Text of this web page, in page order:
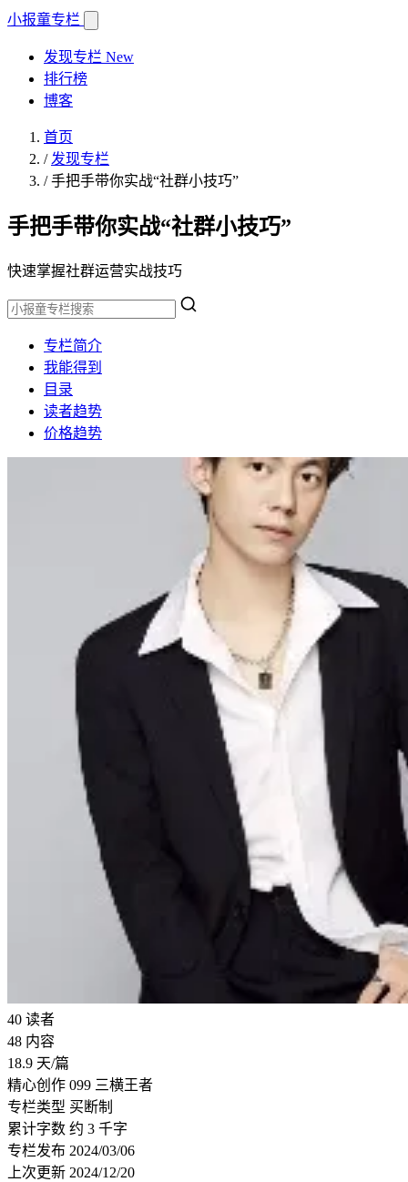
小报童专栏
发现专栏 New
排行榜
博客
首页
/ 发现专栏
/手把手带你实战“社群小技巧”
手把手带你实战“社群小技巧”
快速掌握社群运营实战技巧
专栏简介
我能得到
目录
读者趋势
价格趋势
40 读者
48 内容
18.9 天/篇
精心创作 099 三横王者
专栏类型 买断制
累计字数 约 3 千字
专栏发布 2024/03/06
上次更新 2024/12/20